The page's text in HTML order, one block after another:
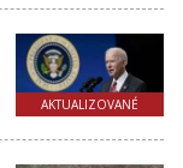
AKTUALIZOVANÉ